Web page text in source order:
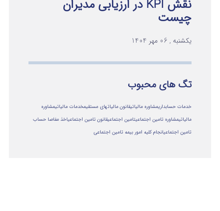
نقش KPI در ارزیابی مدیران
چیست
یکشنبه , 06 مهر 1404
تگ های محبوب
خدمات حسابداریمشاوره مالیاتیقانون مالیاتهای مستقیمخدمات مالیاتیمشاوره
مالياتيمشاوره تامین اجتماعیتامین اجتماعیقانون تامین اجتماعیاخذ مفاصا حساب
تامین اجتماعیانجام کلیه امور بیمه تامین اجتماعی